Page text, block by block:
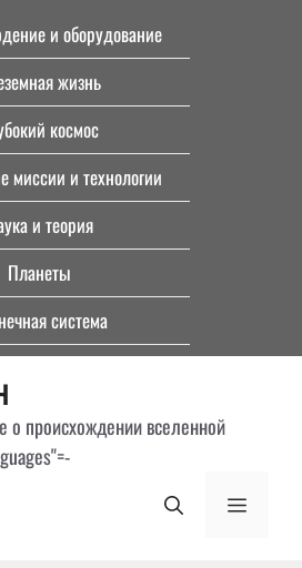
и оборудование
жизнь
космос
миссии и технологии
и теория
Планеты
система
происхождении вселенной
Меню